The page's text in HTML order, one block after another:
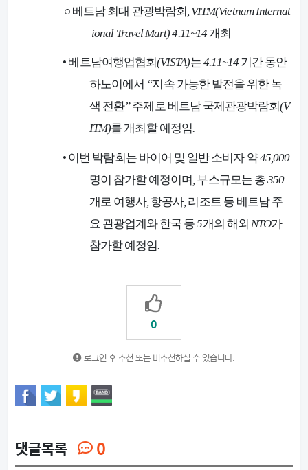
○ 베트남 최대 관광박람회 , VITM(Vietnam Internat
ional Travel Mart) 4.11~14 개최
• 베트남여행업협회(VISTA)는4.11~14 기간 동안
하노이에서 “지속 가능한 발전을 위한 녹
색 전환”주제로 베트남 국제관광박람회(V
ITM)를 개최할 예정임.
• 이번 박람회는 바이어 및 일반 소비자 약45,000
명이 참가할 예정이며, 부스규모는 총350
개로 여행사, 항공사, 리조트 등 베트남 주
요 관광업계와 한국 등5개의 해외 NTO가
참가할 예정임.
0
로그인 후 추천 또는 비추천하실 수 있습니다.
댓글목록 0